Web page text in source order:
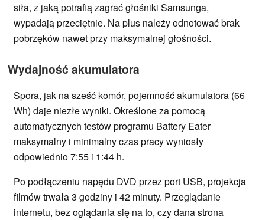
siła, z jaką potrafią zagrać głośniki Samsunga,
wypadają przeciętnie. Na plus należy odnotować brak
pobrzęków nawet przy maksymalnej głośności.
Wydajność akumulatora
Spora, jak na sześć komór, pojemność akumulatora (66
Wh) daje niezłe wyniki. Określone za pomocą
automatycznych testów programu Battery Eater
maksymalny i minimalny czas pracy wyniosły
odpowiednio 7:55 i 1:44 h.
Po podłączeniu napędu DVD przez port USB, projekcja
filmów trwała 3 godziny i 42 minuty. Przeglądanie
internetu, bez oglądania się na to, czy dana strona